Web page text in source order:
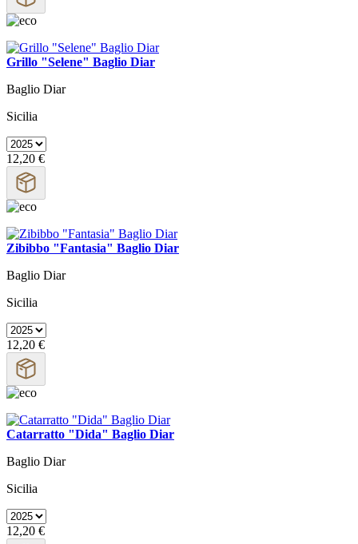
Grillo "Selene" Baglio Diar
Baglio Diar
Sicilia
12,20 €
Zibibbo "Fantasia" Baglio Diar
Baglio Diar
Sicilia
12,20 €
Catarratto "Dida" Baglio Diar
Baglio Diar
Sicilia
12,20 €